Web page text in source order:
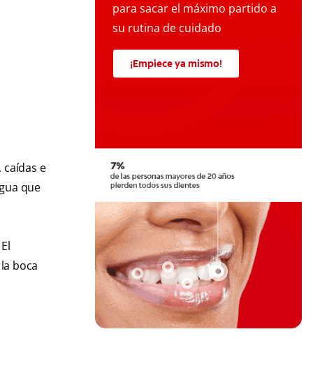
e
que
boca
para sacar el máximo partido a
su rutina de cuidado
¡Empiece ya mismo!